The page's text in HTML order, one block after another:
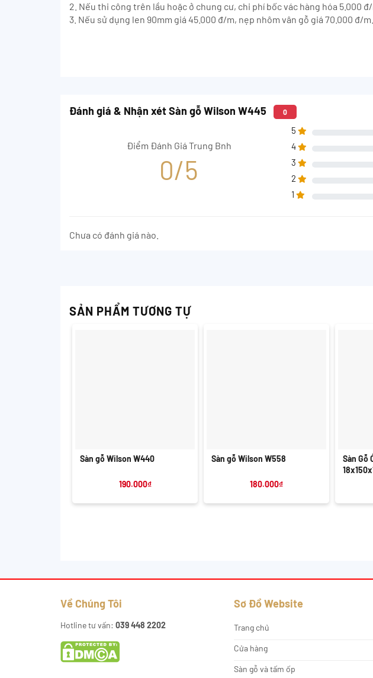
2. Nếu thi công trên lầu hoặc ở chung cư, chi phí bốc vác hàng hóa 5.000
3. Nếu sử dụng len 90mm giá 45.000 đ/m, nẹp nhôm vân gỗ giá 70.000 đ/m.
Đánh giá & Nhận xét Sàn gỗ Wilson W445 0
Điểm Đánh Giá Trung Bnh
0/5
5
4
3
2
1
Chưa có đánh giá nào.
SẢN PHẨM TƯƠNG TỰ
Sàn gỗ Wilson W440
190.000₫
Sàn gỗ Wilson W558
180.000₫
Sàn Gỗ
Về Chúng Tôi
Hotline tư vấn: 039 448 2202
Sơ Đồ Website
Trang chủ
Cửa hàng
Sàn gỗ và tấm ốp